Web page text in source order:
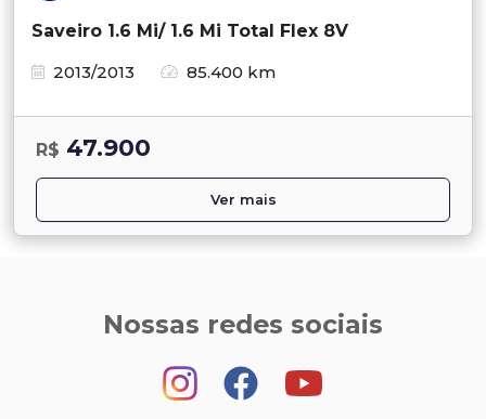
Saveiro 1.6 Mi/ 1.6 Mi Total Flex 8V
2013/2013
85.400 km
R$ 47.900
Ver mais
Nossas redes sociais